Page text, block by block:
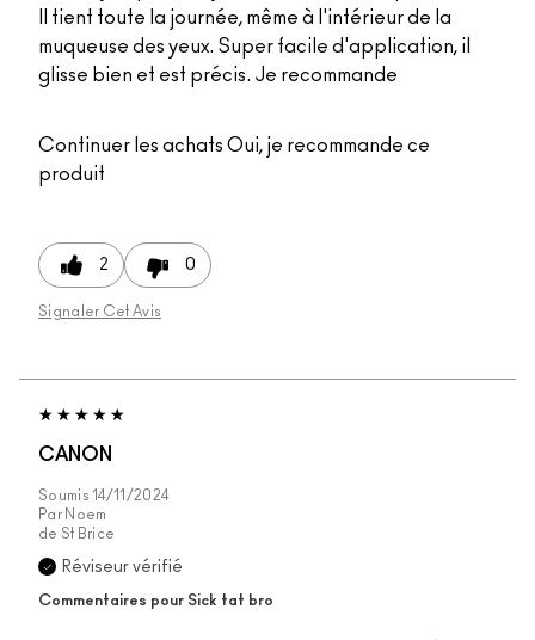
Il tient toute la journée, même à l'intérieur de la
muqueuse des yeux. Super facile d'application, il
glisse bien et est précis. Je recommande
Continuer les achats Oui, je recommande ce
produit
2 0
Signaler Cet Avis
CANON
Soumis14/11/2024
Par Noem
de St Brice
Réviseur vérifié
Commentaires pour Sick tat bro